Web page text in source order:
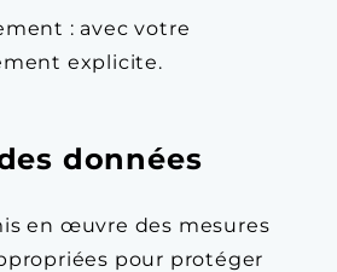
: avec votre
explicite.
données
en œuvre des mesures
pour protéger